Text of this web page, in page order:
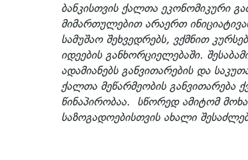
ბანკისთვის ქალთა ეკონომიკური
მიმართულებით არაერთ
სამუშაო შეხვედრებს, ვქმნით
იდეების განხორციელებაში.
ადამიანებს განვითარების და
ქალთა მეწარმეობის განვითარება
წინაპირობაა. სწორედ ამიტომ
საზოგადოებისთვის ახალი